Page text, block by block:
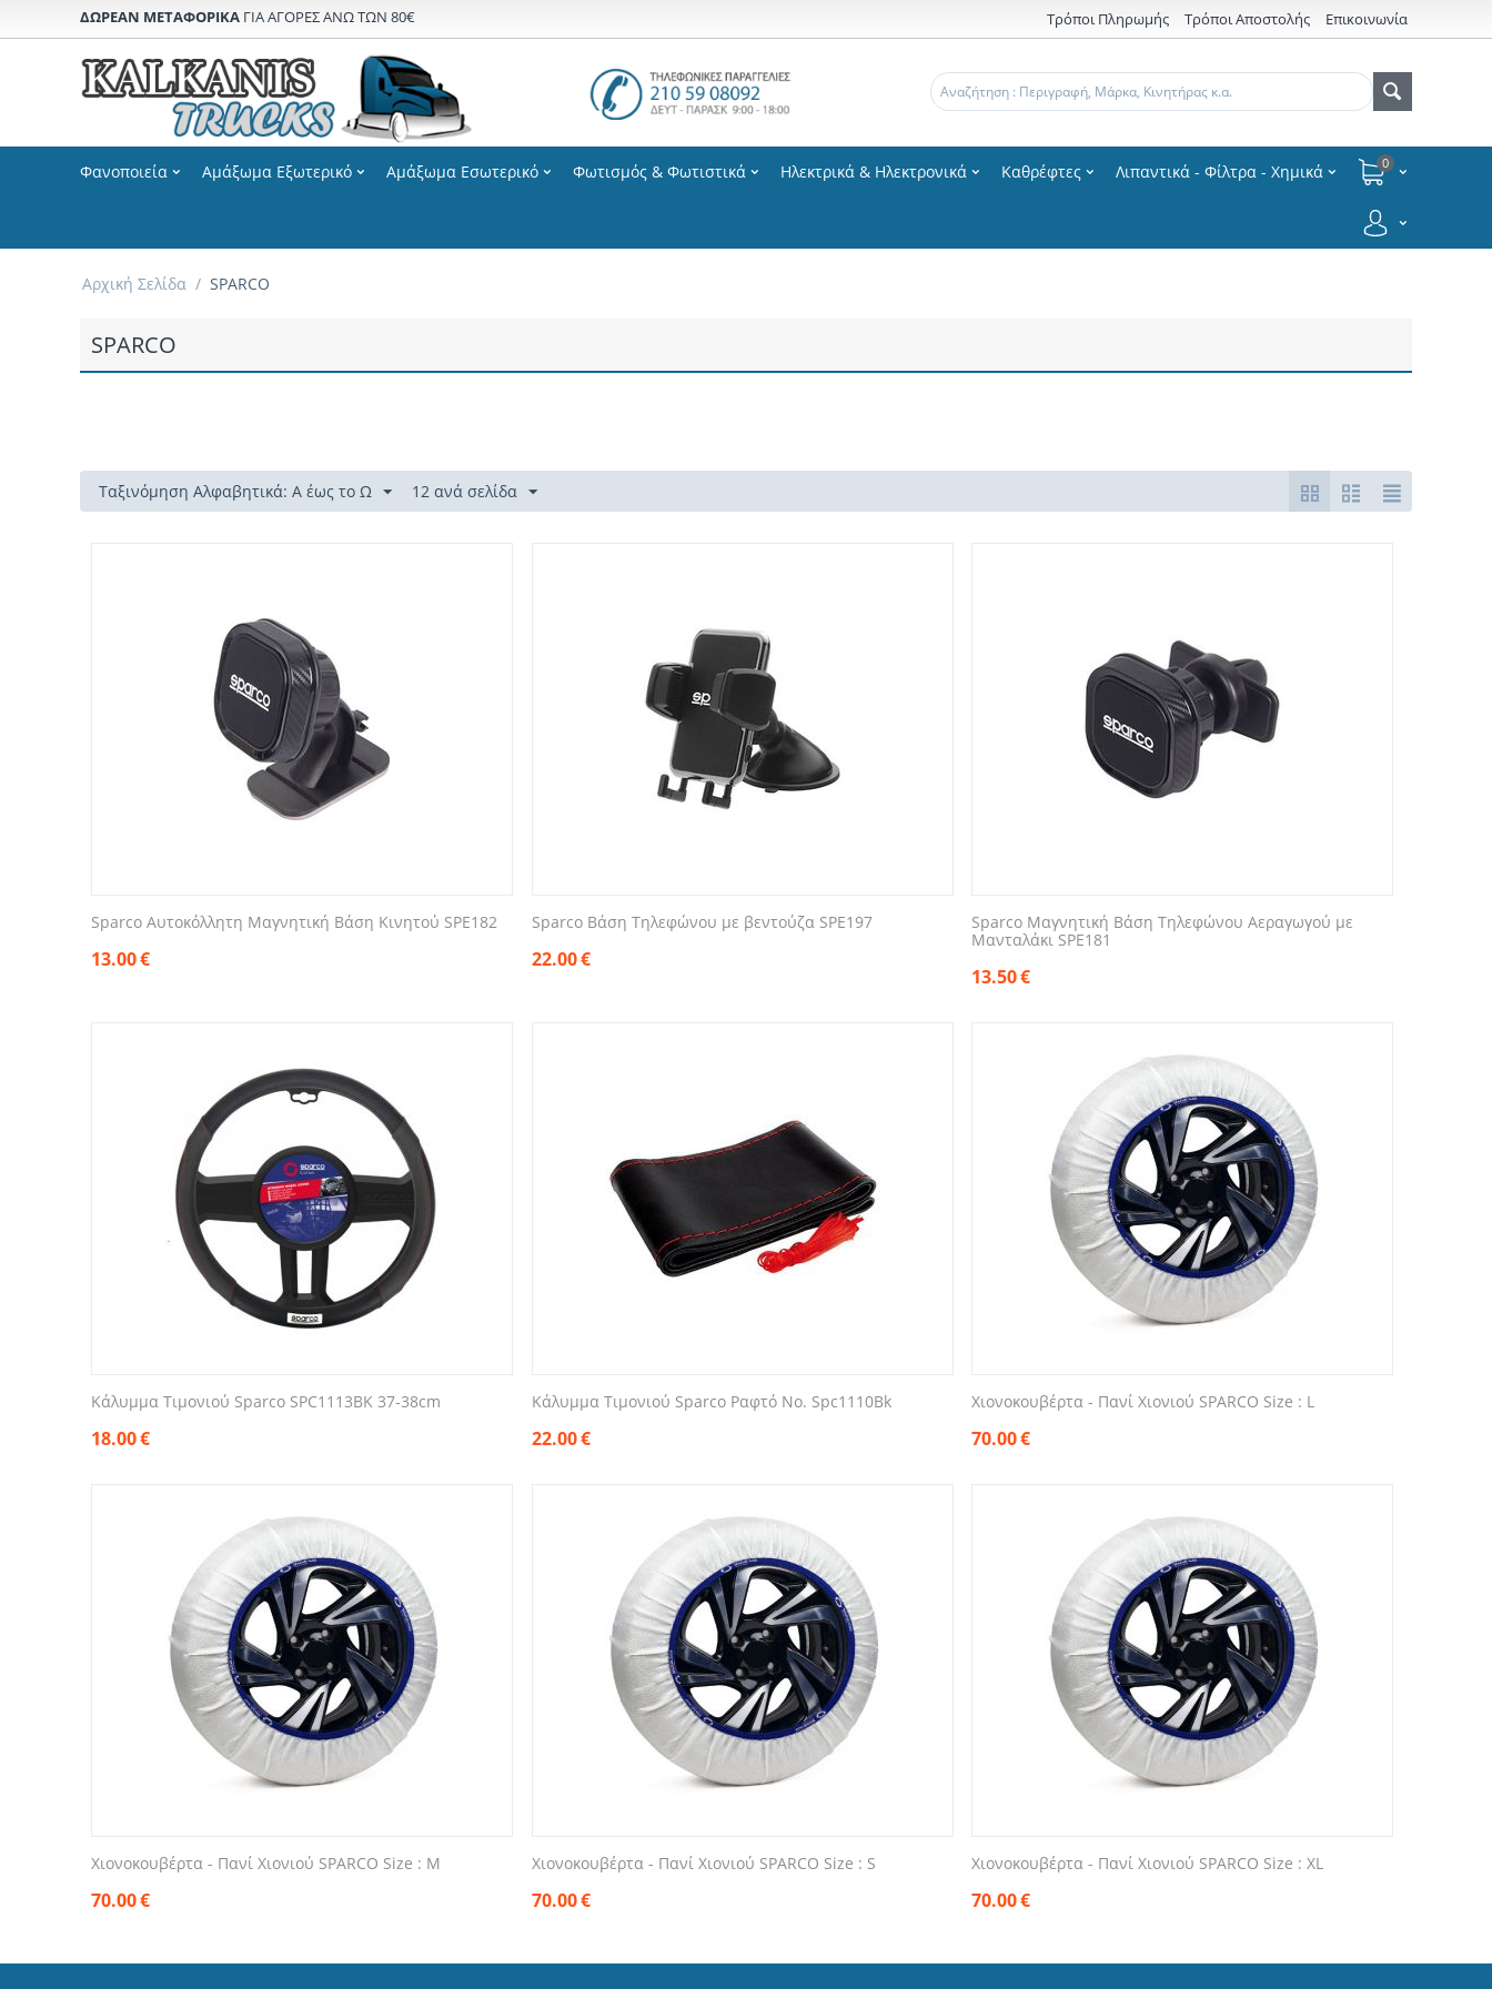
ΔΩΡΕΑΝ ΜΕΤΑΦΟΡΙΚΑ ΓΙΑ ΑΓΟΡΕΣ ΑΝΩ ΤΩΝ 80€ Τρόποι Πληρωμής Τρόποι Αποστολής Επικοινωνία
Φανοποιεία Αμάξωμα Εξωτερικό Αμάξωμα Εσωτερικό Φωτισμός & Φωτιστικά Ηλεκτρικά & Ηλεκτρονικά Καθρέφτες Λιπαντικά - Φίλτρα - Χημικά 0
Αρχική Σελίδα / SPARCO
SPARCO
Ταξινόμηση Αλφαβητικά: Α έως το Ω 12 ανά σελίδα
Sparco Αυτοκόλλητη Μαγνητική Βάση Κινητού SPE182
13.00€
Sparco Βάση Τηλεφώνου με βεντούζα SPE197
22.00€
Sparco Μαγνητική Βάση Τηλεφώνου Αεραγωγού με
Μανταλάκι SPE181
13.50€
Κάλυμμα Τιμονιού Sparco SPC1113BK 37-38cm
18.00€
Κάλυμμα Τιμονιού Sparco Ραφτό No. Spc1110Bk
22.00€
Χιονοκουβέρτα - Πανί Χιονιού SPARCO Size : L
70.00€
Χιονοκουβέρτα - Πανί Χιονιού SPARCO Size : M
70.00€
Χιονοκουβέρτα - Πανί Χιονιού SPARCO Size : S
70.00€
Χιονοκουβέρτα - Πανί Χιονιού SPARCO Size : XL
70.00€